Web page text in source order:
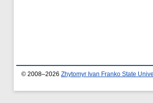
© 2008–2026 Zhytomyr Ivan Franko State